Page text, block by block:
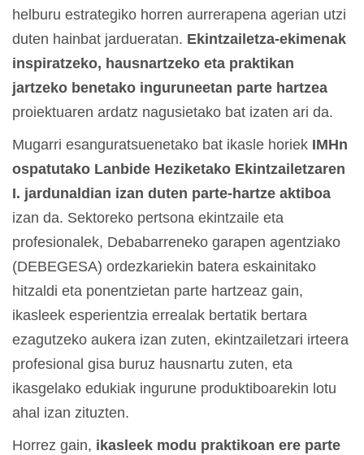
helburu estrategiko horren aurrerapena agerian utzi
duten hainbat jardueratan. Ekintzailetza-ekimenak
inspiratzeko, hausnartzeko eta praktikan
jartzeko benetako inguruneetan parte hartzea
proiektuaren ardatz nagusietako bat izaten ari da.
Mugarri esanguratsuenetako bat ikasle horiek IMHn
ospatutako Lanbide Heziketako Ekintzailetzaren
I. jardunaldian izan duten parte-hartze aktiboa
izan da. Sektoreko pertsona ekintzaile eta
profesionalek, Debabarreneko garapen agentziako
(DEBEGESA) ordezkariekin batera eskainitako
hitzaldi eta ponentzietan parte hartzeaz gain,
ikasleek esperientzia errealak bertatik bertara
ezagutzeko aukera izan zuten, ekintzailetzari irteera
profesional gisa buruz hausnartu zuten, eta
ikasgelako edukiak ingurune produktiboarekin lotu
ahal izan zituzten.
Horrez gain, ikasleek modu praktikoan ere parte